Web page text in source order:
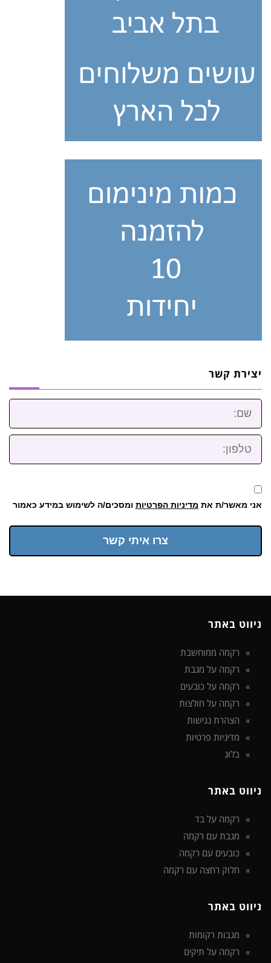
יצירת קשר
שם:
טלפון:
אני מאשר/ת את מדיניות הפרטיות ומסכים/ה לשימוש במידע כאמור
צרו איתי קשר
ניווט באתר
רקמה ממוחשבת
רקמה על מגבת
רקמה על כובעים
רקמה על חולצות
הצהרת נגישות
מדיניות פרטיות
בלוג
ניווט באתר
רקמה על בד
מגבת עם רקמה
כובעים עם רקמה
חלוק רחצה עם רקמה
ניווט באתר
מגבות רקומות
רקמה על תיקים